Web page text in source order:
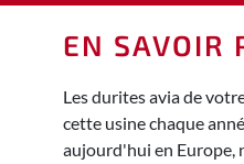
EN SAVOIR
Les durites avia de
cette usine chaque
aujourd'hui en Europe,